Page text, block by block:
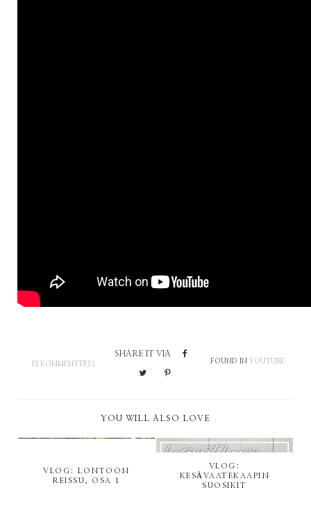
EI KOMMENTTEJA
SHARE IT VIA
FOUND IN YOUTUBE
YOU WILL ALSO LOVE
VLOG: LONTOON
REISSU, OSA 1
VLOG:
KESÄVAATEKAAPIN
SUOSIKIT